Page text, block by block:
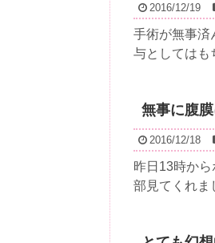
2016/12/19
手術が無事済
与としてはも
無事に腹
2016/12/18
昨日13時か
部見てくれま